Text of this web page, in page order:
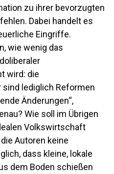
zu ihrer bevorzugten
Dabei handelt es
Eingriffe.
wie wenig das
wird: die
lediglich Reformen
Änderungen“,
Wie soll im Übrigen
Volkswirtschaft
Autoren keine
dass kleine, lokale
dem Boden schießen